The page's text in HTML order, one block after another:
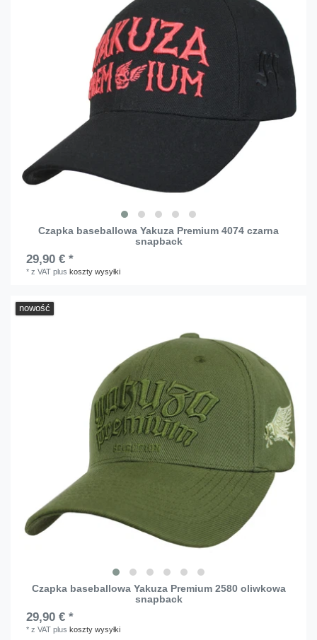
Czapka baseballowa Yakuza Premium 4074 czarna
snapback
29,90 € *
*z VAT pluskoszty wysyłki
nowość
Czapka baseballowa Yakuza Premium 2580 oliwkowa
snapback
29,90 € *
*z VAT pluskoszty wysyłki